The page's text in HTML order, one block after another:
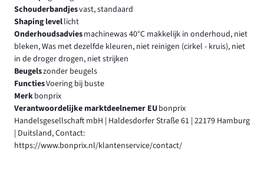
Schouderbandjesvast, standaard
Shaping levellicht
Onderhoudsadviesmachinewas 40°C makkelijk in onderhoud, niet
bleken, Was met dezelfde kleuren, niet reinigen (cirkel - kruis), niet
in de droger drogen, niet strijken
Beugelszonder beugels
FunctiesVoering bij buste
Merkbonprix
Verantwoordelijke marktdeelnemer EUbonprix
Handelsgesellschaft mbH | Haldesdorfer Straße 61 | 22179 Hamburg
| Duitsland, Contact:
https://www.bonprix.nl/klantenservice/contact/